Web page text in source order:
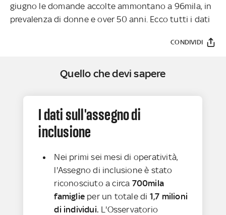
giugno le domande accolte ammontano a 96mila, in
prevalenza di donne e over 50 anni. Ecco tutti i dati
CONDIVIDI
Quello che devi sapere
I dati sull'assegno di
inclusione
Nei primi sei mesi di operatività,
l'Assegno di inclusione è stato
riconosciuto a circa 700mila
famiglie per un totale di 1,7 milioni
di individui. L'Osservatorio